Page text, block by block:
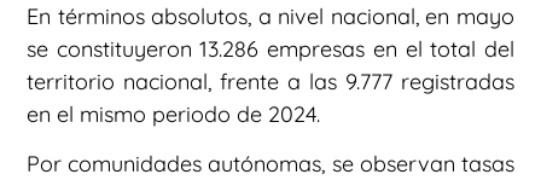
En términos absolutos, a nivel nacional, en mayo
se constituyeron 13.286 empresas en el total del
territorio nacional, frente a las 9.777 registradas
en el mismo periodo de 2024.
Por comunidades autónomas, se observan tasas